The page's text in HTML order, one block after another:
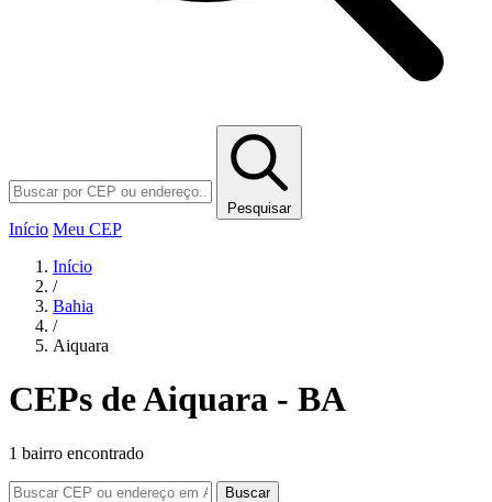
Pesquisar
Início Meu CEP
Início
/
Bahia
/
Aiquara
CEPs de Aiquara - BA
1 bairro encontrado
Buscar